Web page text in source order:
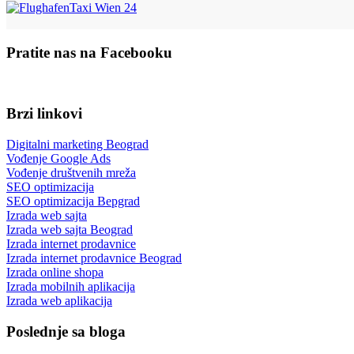
Pratite nas na Facebooku
Brzi linkovi
Digitalni marketing Beograd
Vođenje Google Ads
Vođenje društvenih mreža
SEO optimizacija
SEO optimizacija Bepgrad
Izrada web sajta
Izrada web sajta Beograd
Izrada internet prodavnice
Izrada internet prodavnice Beograd
Izrada online shopa
Izrada mobilnih aplikacija
Izrada web aplikacija
Poslednje sa bloga